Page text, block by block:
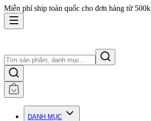
Miễn phí ship toàn quốc cho đơn hàng từ 500k
DANH MỤC